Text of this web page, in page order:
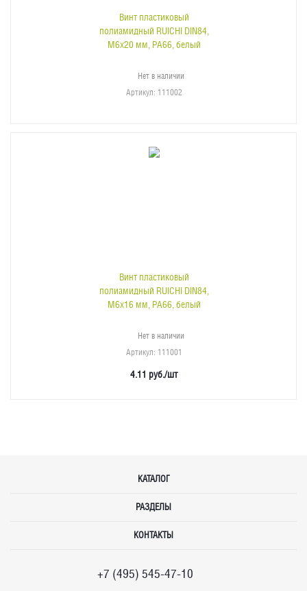
Винт пластиковый
полиамидный RUICHI DIN84,
М6x20 мм, PA66, белый
Нет в наличии
Артикул: 111002
Винт пластиковый
полиамидный RUICHI DIN84,
М6x16 мм, PA66, белый
Нет в наличии
Артикул: 111001
4.11 руб./шт
КАТАЛОГ
РАЗДЕЛЫ
КОНТАКТЫ
+7 (495) 545-47-10